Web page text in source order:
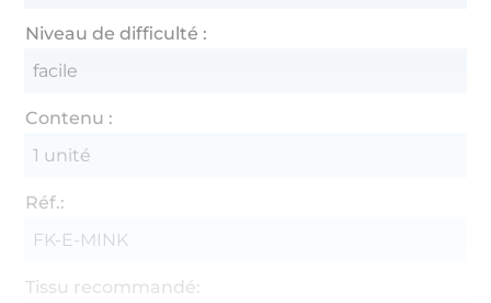
Niveau de difficulté :
facile
Contenu :
1 unité
Réf.:
FK-E-MINK
Tissu recommandé: